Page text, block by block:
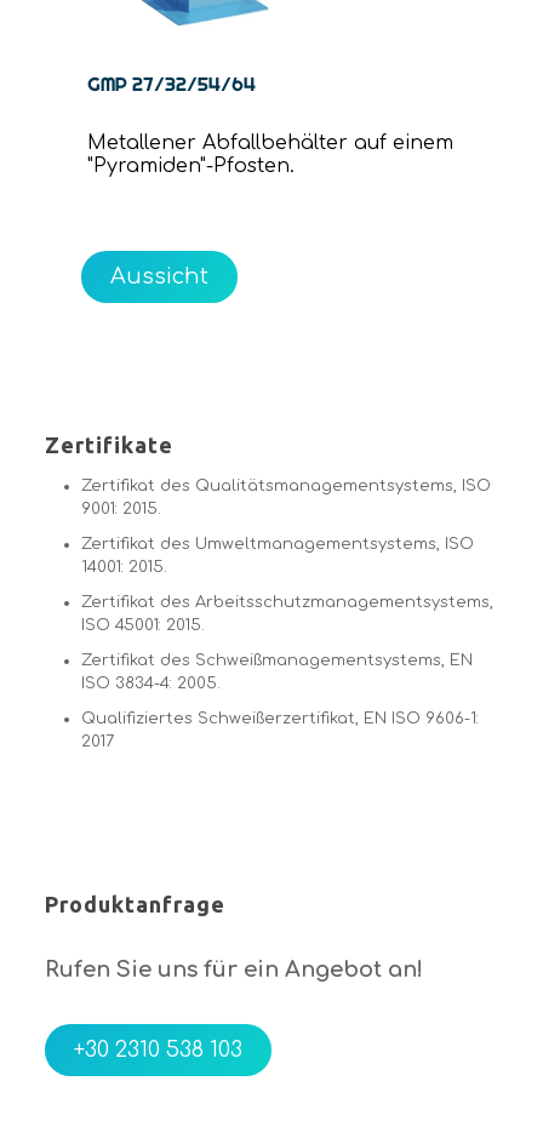
GMP 27/32/54/64
Metallener Abfallbehälter auf einem
"Pyramiden"-Pfosten.
Aussicht
Zertifikate
Zertifikat des Qualitätsmanagementsystems, ISO
9001: 2015.
Zertifikat des Umweltmanagementsystems, ISO
14001: 2015.
Zertifikat des Arbeitsschutzmanagementsystems,
ISO 45001: 2015.
Zertifikat des Schweißmanagementsystems, EN
ISO 3834-4: 2005.
Qualifiziertes Schweißerzertifikat, EN ISO 9606-1:
2017
Produktanfrage
Rufen Sie uns für ein Angebot an!
+30 2310 538 103